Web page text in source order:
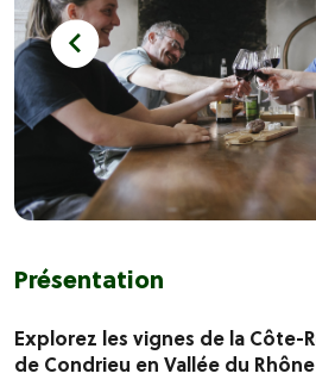
Présentation
Explorez les vignes de la Côte-
de Condrieu en Vallée du